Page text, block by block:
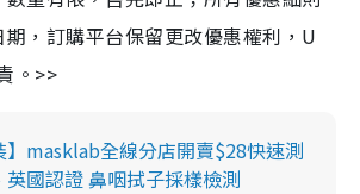
，訂購平台保留更改優惠權利，U
。>>
】masklab全線分店開賣$28快速測
國認證 鼻咽拭子採樣檢測